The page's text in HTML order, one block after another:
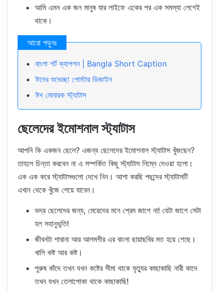
আমি এমন এক জন মানুষ যার লাইফে একের পর এক সমস্যা লেগেই
থাকে।
বাংলা শর্ট ক্যাপশন | Bangla Short Caption
ঈদের শুভেচ্ছা পোস্টার ডিজাইন
ঈদ মোবারক স্ট্যাটাস
ছেলেদের ইমোশনাল স্ট্যাটাস
আপনি কি একজন ছেলে? এজন্য ছেলেদের ইমোশনাল স্ট্যাটাস খুঁজছেন?
তাহলে চিন্তা করবেন না এ সম্পর্কিত কিছু স্ট্যাটাস নিম্নে দেওয়া হলো।
এক এক করে স্ট্যাটাসগুলো দেখে নিন। আশা করছি পছন্দের স্ট্যাটাসটি
এখান থেকে খুঁজে পেয়ে যাবেন।
ভদ্র ছেলেদের জন্য, মেয়েদের মনে প্রেম জাগে না! যেটা জাগে সেটা
হল সহানুভূতি!
জীবনটা শাবানা আর আলমগীর এর বাংলা ছায়াছবির মত হয়ে গেছে।
খালি কষ্ট আর কষ্ট।
পুরুষ কাঁদে তখন যখন কষ্টের সীমা থাকে মৃত্যুর কাছাকাছি নারী কাদে
তখন যখন তেলাপোকা থাকে কাছাকাছি!